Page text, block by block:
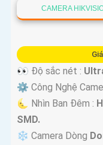
CAMERA
👀 Độ sắc nét :
⚙ Công Nghệ
🌜 Nhìn Ban Đêm :
SMD.
❄ Camera Dòng